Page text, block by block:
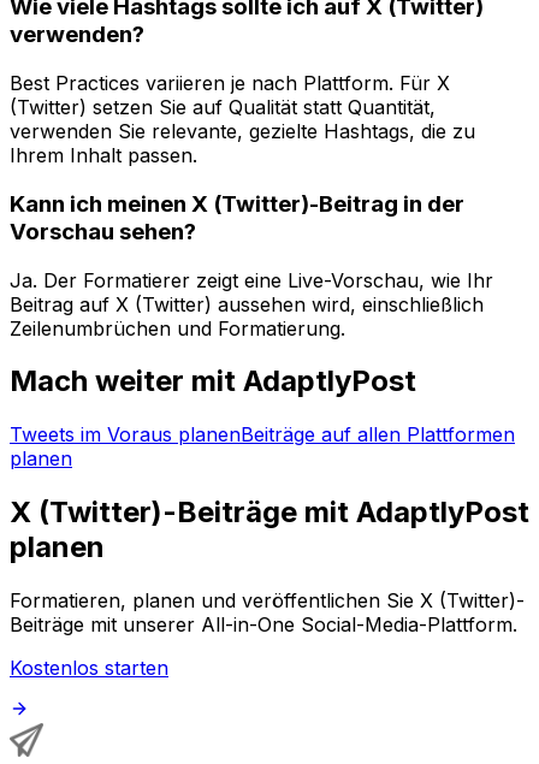
Wie viele Hashtags sollte ich auf X (Twitter)
verwenden?
Best Practices variieren je nach Plattform. Für X
(Twitter) setzen Sie auf Qualität statt Quantität,
verwenden Sie relevante, gezielte Hashtags, die zu
Ihrem Inhalt passen.
Kann ich meinen X (Twitter)-Beitrag in der
Vorschau sehen?
Ja. Der Formatierer zeigt eine Live-Vorschau, wie Ihr
Beitrag auf X (Twitter) aussehen wird, einschließlich
Zeilenumbrüchen und Formatierung.
Mach weiter mit AdaptlyPost
Tweets im Voraus planenBeiträge auf allen Plattformen
planen
X (Twitter)-Beiträge mit AdaptlyPost
planen
Formatieren, planen und veröffentlichen Sie X (Twitter)-
Beiträge mit unserer All-in-One Social-Media-Plattform.
Kostenlos starten